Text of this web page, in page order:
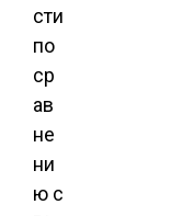
сти
по
ср
ав
не
ни
ю с